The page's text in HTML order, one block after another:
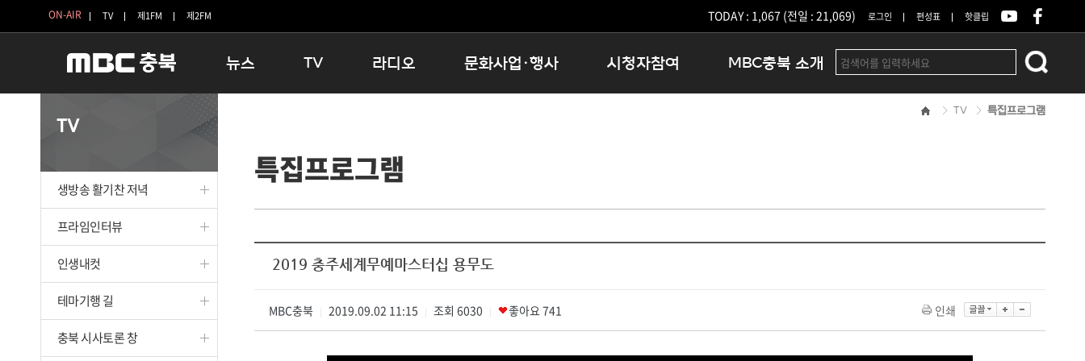
ON-AIR TV 제1FM 제2FM TODAY : 1,067 (전일 : 21,069) 로그인 편성표 핫클립
뉴스
보은
옥천
TV
인생내컷
테마기행 길
시청자 FLEX
특집프로그램
종영프로그램
라디오
16:00 완벽한 하루
우리 고향, 부탁해!
문화사업·행사
충청북도 음식문화페스타
청원생명쌀 대청호마라톤
로컬 콘텐츠 Hub
문화행사 아카이빙
시청자참여 MBC충북 소개
오시는길
TV
생방송 활기찬 저녁
프라임인터뷰
인생내컷
테마기행 길
충북 시사토론 창
TV 특집프로그램
특집프로그램
2019 충주세계무예마스터십 용무도
MBC충북 2019.09.02 11:15 조회 6030 좋아요741 인쇄